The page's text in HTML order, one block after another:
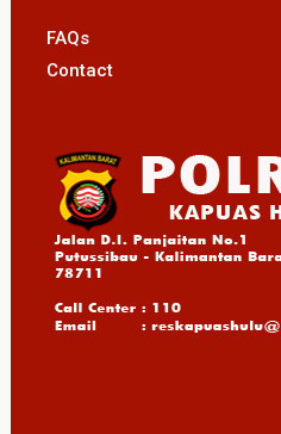
FAQs
Contact